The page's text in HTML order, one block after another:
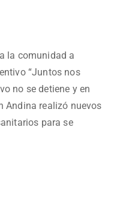
la comunidad a
“Juntos nos
no se detiene y en
Andina realizó nuevos
para se